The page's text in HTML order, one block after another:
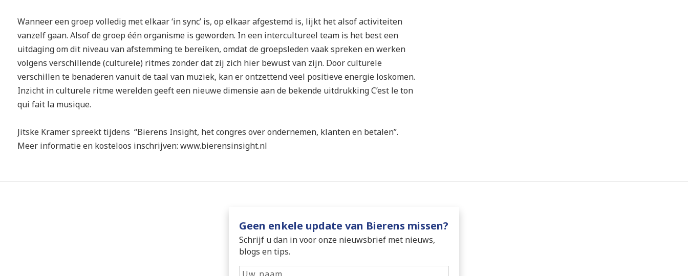
Wanneer een groep volledig met elkaar ‘in sync’ is, op elkaar afgestemd is, lijkt het alsof activiteiten
vanzelf gaan. Alsof de groep één organisme is geworden. In een intercultureel team is het best een
uitdaging om dit niveau van afstemming te bereiken, omdat de groepsleden vaak spreken en werken
volgens verschillende (culturele) ritmes zonder dat zij zich hier bewust van zijn. Door culturele
verschillen te benaderen vanuit de taal van muziek, kan er ontzettend veel positieve energie loskomen.
Inzicht in culturele ritme werelden geeft een nieuwe dimensie aan de bekende uitdrukking C’est le ton
qui fait la musique.
Jitske Kramer spreekt tijdens “Bierens Insight, het congres over ondernemen, klanten en betalen”.
Meer informatie en kosteloos inschrijven: www.bierensinsight.nl
Geen enkele update van Bierens missen?
Schrijf u dan in voor onze nieuwsbrief met nieuws,
blogs en tips.